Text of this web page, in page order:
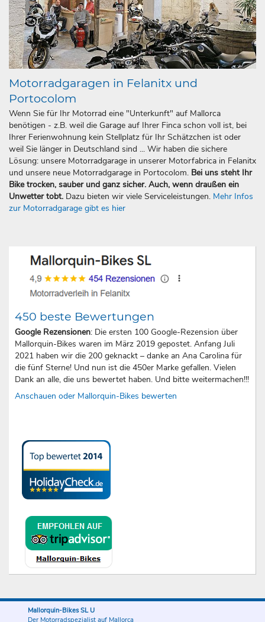
Motorradgaragen in Felanitx und
Portocolom
Wenn Sie für Ihr Motorrad eine "Unterkunft" auf Mallorca
benötigen - z.B. weil die Garage auf Ihrer Finca schon voll ist, bei
Ihrer Ferienwohnung kein Stellplatz für Ihr Schätzchen ist oder
weil Sie länger in Deutschland sind ... Wir haben die sichere
Lösung: unsere Motorradgarage in unserer Motorfabrica in Felanitx
und unsere neue Motorradgarage in Portocolom. Bei uns steht Ihr
Bike trocken, sauber und ganz sicher. Auch, wenn draußen ein
Unwetter tobt. Dazu bieten wir viele Serviceleistungen. Mehr Infos
zur Motorradgarage gibt es hier
450 beste Bewertungen
Google Rezensionen: Die ersten 100 Google-Rezension über
Mallorquin-Bikes waren im März 2019 gepostet. Anfang Juli
2021 haben wir die 200 geknackt – danke an Ana Carolina für
die fünf Sterne! Und nun ist die 450er Marke gefallen. Vielen
Dank an alle, die uns bewertet haben. Und bitte weitermachen!!!
Anschauen oder Mallorquin-Bikes bewerten
Mallorquin-Bikes SL U
Der Motorradspezialist auf Mallorca